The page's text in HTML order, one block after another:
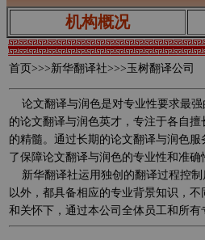
机构概况
首页 >>>新华翻译社>>>玉树翻译公司
论文翻译与润色是对专业性要求最强
的论文翻译与润色英才，专注于各自
的精髓。通过长期的论文翻译与润色
了保障论文翻译与润色的专业性和准
新华翻译社运用独创的翻译过程控制
以外，都具备相应的专业背景知识，
和关怀下，通过本公司全体员工和所